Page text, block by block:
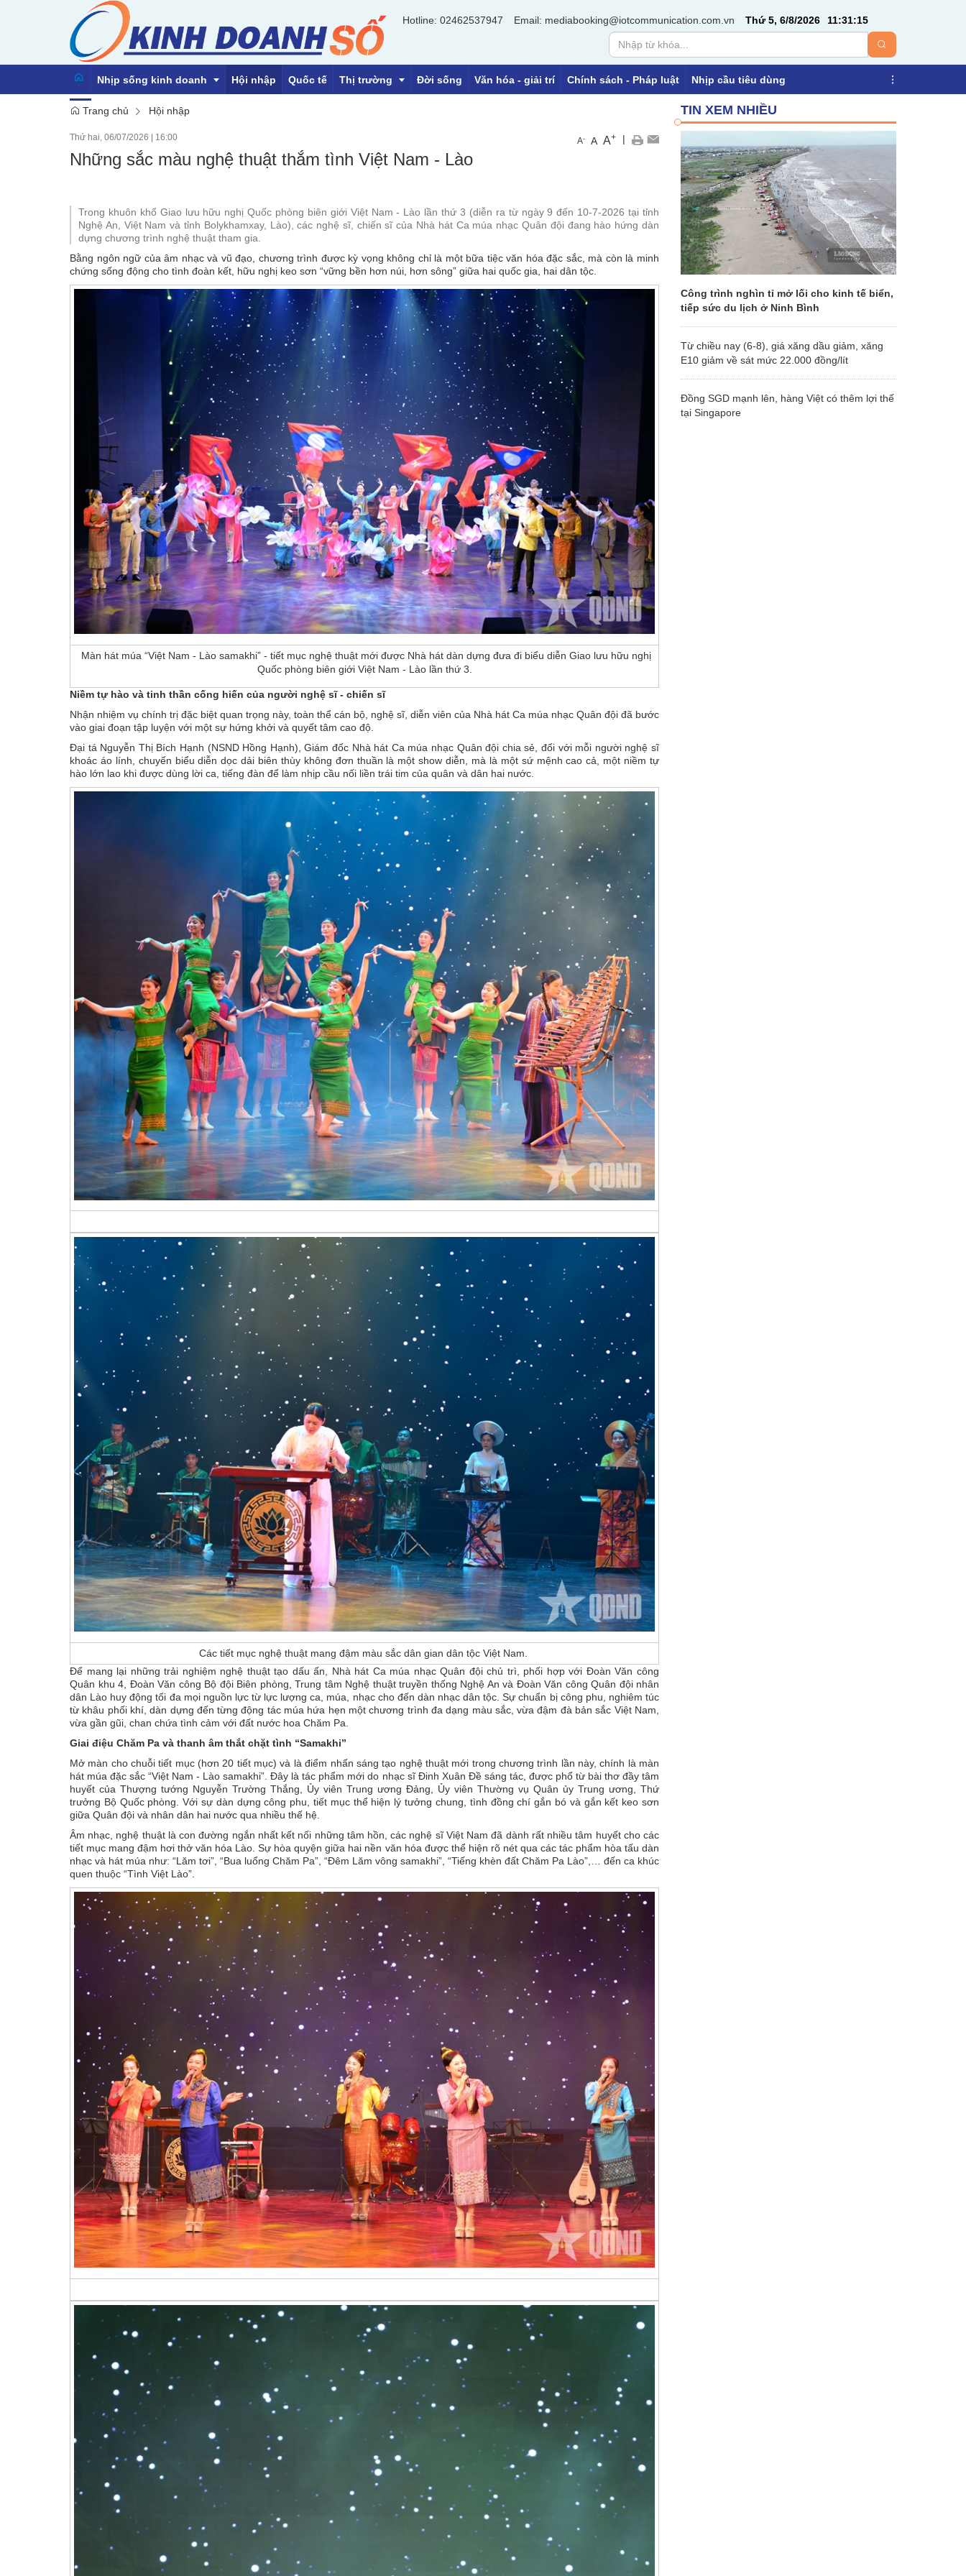
Hotline: 02462537947 Email: mediabooking@iotcommunication.com.vn Thứ 5, 6/8/2026 11:31:18
Nhịp sống kinh doanh
Emagazine
Hội nhập Quốc tế Thị trường Đời sống Văn hóa - giải trí Chính sách - Pháp luật Nhịp cầu tiêu dùng
Trang chủ Hội nhập
Thứ hai, 06/07/2026 16:00 A- A A+ |
Những sắc màu nghệ thuật thắm tình Việt Nam - Lào
Trong khuôn khổ Giao lưu hữu nghị Quốc phòng biên giới Việt Nam - Lào lần thứ 3 (diễn ra từ ngày 9 đến 10-7-2026 tại tỉnh
Nghệ An, Việt Nam và tỉnh Bolykhamxay, Lào), các nghệ sĩ, chiến sĩ của Nhà hát Ca múa nhạc Quân đội đang hào hứng dàn
dựng chương trình nghệ thuật tham gia.
Bằng ngôn ngữ của âm nhạc và vũ đạo, chương trình được kỳ vọng không chỉ là một bữa tiệcvăn hóađặc sắc, mà còn là minh
chứng sống động cho tình đoàn kết, hữu nghị keo sơn “vững bền hơn núi, hơn sông” giữa hai quốc gia, hai dân tộc.
Màn hát múa “Việt Nam - Lào samakhi” - tiết mục nghệ thuật mới được Nhà hát dàn dựng đưa đi biểu diễn Giao lưu hữu nghị
Quốc phòng biên giới Việt Nam - Lào lần thứ 3.
Niềm tự hào và tinh thần cống hiến của người nghệ sĩ - chiến sĩ
Nhận nhiệm vụ chính trị đặc biệt quan trọng này, toàn thể cán bộ, nghệ sĩ, diễn viên của Nhà hát Ca múa nhạc Quân đội đã bước
vào giai đoạn tập luyện với một sự hứng khởi và quyết tâm cao độ.
Đại tá Nguyễn Thị Bích Hạnh (NSND Hồng Hạnh), Giám đốc Nhà hát Ca múa nhạc Quân đội chia sẻ, đối với mỗi người nghệ sĩ
khoác áo lính, chuyến biểu diễn dọc dải biên thùy không đơn thuần là một show diễn, mà là một sứ mệnh cao cả, một niềm tự
hào lớn lao khi được dùng lời ca, tiếng đàn để làm nhịp cầu nối liền trái tim của quân và dân hai nước.
Các tiết mục nghệ thuật mang đậm màu sắc dân gian dân tộc Việt Nam.
Để mang lại những trải nghiệm nghệ thuật tạo dấu ấn, Nhà hát Ca múa nhạc Quân đội chủ trì, phối hợp với Đoàn Văn công
Quân khu 4, Đoàn Văn công Bộ đội Biên phòng, Trung tâm Nghệ thuật truyền thống Nghệ An và Đoàn Văn công Quân đội nhân
dân Lào huy động tối đa mọi nguồn lực từ lực lượng ca, múa, nhạc cho đến dàn nhạc dân tộc. Sự chuẩn bị công phu, nghiêm túc
từ khâu phối khí, dàn dựng đến từng động tác múa hứa hẹn một chương trình đa dạng màu sắc, vừa đậm đà bản sắc Việt Nam,
vừa gần gũi, chan chứa tình cảm với đất nước hoa Chăm Pa.
Giai điệu Chăm Pa và thanh âm thắt chặt tình “Samakhi”
Mở màn cho chuỗi tiết mục (hơn 20 tiết mục) và là điểm nhấn sáng tạo nghệ thuật mới trong chương trình lần này, chính là màn
hát múa đặc sắc “Việt Nam - Lào samakhi”. Đây là tác phẩm mới do nhạc sĩ Đinh Xuân Đề sáng tác, được phổ từ bài thơ đầy tâm
huyết của Thượng tướng Nguyễn Trường Thắng, Ủy viên Trung ương Đảng, Ủy viên Thường vụ Quân ủy Trung ương, Thứ
trưởng Bộ Quốc phòng. Với sự dàn dựng công phu, tiết mục thể hiện lý tưởng chung, tình đồng chí gắn bó và gắn kết keo sơn
giữa Quân đội và nhân dân hai nước qua nhiều thế hệ.
Âm nhạc, nghệ thuật là con đường ngắn nhất kết nối những tâm hồn, các nghệ sĩ Việt Nam đã dành rất nhiều tâm huyết cho các
tiết mục mang đậm hơi thở văn hóa Lào. Sự hòa quyện giữa hai nền văn hóa được thể hiện rõ nét qua các tác phẩm hòa tấu dàn
nhạc và hát múa như: “Lăm tơi”, “Bua luổng Chăm Pa”, “Đêm Lăm vông samakhi”, “Tiếng khèn đất Chăm Pa Lào”,… đến ca khúc
quen thuộc “Tình Việt Lào”.
TIN XEM NHIỀU
Công trình nghìn tỉ mở lối cho kinh tế biển,
tiếp sức du lịch ở Ninh Bình
Từ chiều nay (6-8), giá xăng dầu giảm, xăng
E10 giảm về sát mức 22.000 đồng/lít
Đồng SGD mạnh lên, hàng Việt có thêm lợi thế
tại Singapore